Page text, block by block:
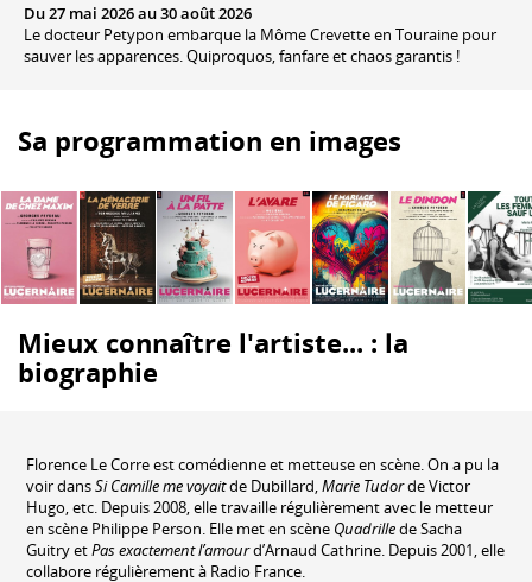
Du 27 mai 2026 au 30 août 2026
Le docteur Petypon embarque la Môme Crevette en Touraine pour
sauver les apparences. Quiproquos, fanfare et chaos garantis !
Sa programmation en images
Mieux connaître l'artiste... : la
biographie
Florence Le Corre est comédienne et metteuse en scène. On a pu la
voir dansSi Camille me voyaitde Dubillard,Marie Tudorde Victor
Hugo, etc. Depuis 2008, elle travaille régulièrement avec le metteur
en scène Philippe Person. Elle met en scène Quadrillede Sacha
Guitry etPas exactement l’amourd’Arnaud Cathrine. Depuis 2001, elle
collabore régulièrement à Radio France.